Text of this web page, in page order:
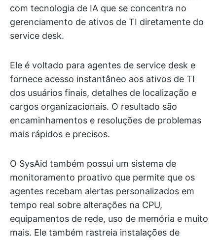
com tecnologia de IA que se concentra no
gerenciamento de ativos de TI diretamente do
service desk.
Ele é voltado para agentes de service desk e
fornece acesso instantâneo aos ativos de TI
dos usuários finais, detalhes de localização e
cargos organizacionais. O resultado são
encaminhamentos e resoluções de problemas
mais rápidos e precisos.
O SysAid também possui um sistema de
monitoramento proativo que permite que os
agentes recebam alertas personalizados em
tempo real sobre alterações na CPU,
equipamentos de rede, uso de memória e muito
mais. Ele também rastreia instalações de